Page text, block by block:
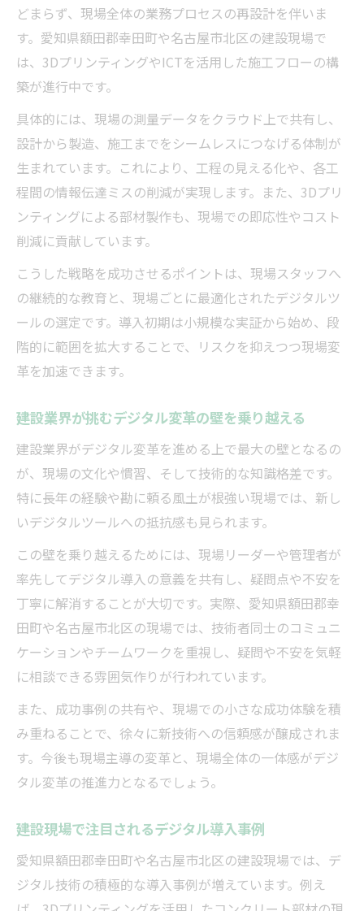
どまらず、現場全体の業務プロセスの再設計を伴いま
す。愛知県額田郡幸田町や名古屋市北区の建設現場で
は、3DプリンティングやICTを活用した施工フローの構
築が進行中です。
具体的には、現場の測量データをクラウド上で共有し、
設計から製造、施工までをシームレスにつなげる体制が
生まれています。これにより、工程の見える化や、各工
程間の情報伝達ミスの削減が実現します。また、3Dプリ
ンティングによる部材製作も、現場での即応性やコスト
削減に貢献しています。
こうした戦略を成功させるポイントは、現場スタッフへ
の継続的な教育と、現場ごとに最適化されたデジタルツ
ールの選定です。導入初期は小規模な実証から始め、段
階的に範囲を拡大することで、リスクを抑えつつ現場変
革を加速できます。
建設業界が挑むデジタル変革の壁を乗り越える
建設業界がデジタル変革を進める上で最大の壁となるの
が、現場の文化や慣習、そして技術的な知識格差です。
特に長年の経験や勘に頼る風土が根強い現場では、新し
いデジタルツールへの抵抗感も見られます。
この壁を乗り越えるためには、現場リーダーや管理者が
率先してデジタル導入の意義を共有し、疑問点や不安を
丁寧に解消することが大切です。実際、愛知県額田郡幸
田町や名古屋市北区の現場では、技術者同士のコミュニ
ケーションやチームワークを重視し、疑問や不安を気軽
に相談できる雰囲気作りが行われています。
また、成功事例の共有や、現場での小さな成功体験を積
み重ねることで、徐々に新技術への信頼感が醸成されま
す。今後も現場主導の変革と、現場全体の一体感がデジ
タル変革の推進力となるでしょう。
建設現場で注目されるデジタル導入事例
愛知県額田郡幸田町や名古屋市北区の建設現場では、デ
ジタル技術の積極的な導入事例が増えています。例え